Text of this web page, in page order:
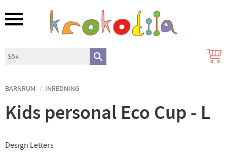
Meny
BARNRUM INREDNING
Kids personal Eco Cup - L
Design Letters